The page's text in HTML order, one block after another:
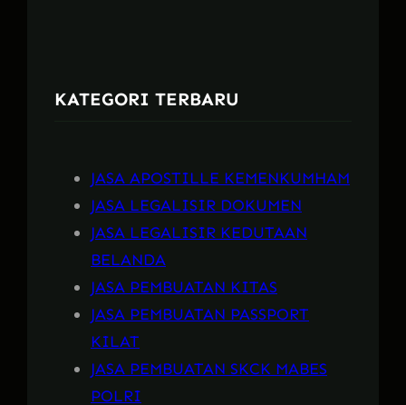
h
KATEGORI TERBARU
JASA APOSTILLE KEMENKUMHAM
JASA LEGALISIR DOKUMEN
JASA LEGALISIR KEDUTAAN
BELANDA
JASA PEMBUATAN KITAS
JASA PEMBUATAN PASSPORT
KILAT
JASA PEMBUATAN SKCK MABES
POLRI